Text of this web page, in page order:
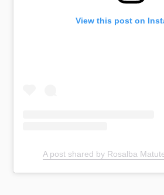
View this post on
A post shared by Rosalba